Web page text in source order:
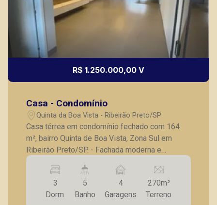
R$ 1.250.000,00 V
Casa - Condomínio
Quinta da Boa Vista - Ribeirão Preto/SP
Casa térrea em condomínio fechado com 164
m², bairro Quinta de Boa Vista, Zona Sul em
Ribeirão Preto/SP. - Fachada moderna e
imponente, com fino acabamento; - 3 suítes com
armários planejados, sendo 1 com closet, box,
espelhos; - Lavabo; - Sala ampla para 2
ambientes com o pé direito alto; - Área gourmet
3
Dorm.
5
Banho
4
Garagens
270m²
Terreno